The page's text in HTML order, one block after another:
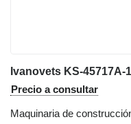
Ivanovets KS-45717A-
Precio a consultar
Maquinaria de